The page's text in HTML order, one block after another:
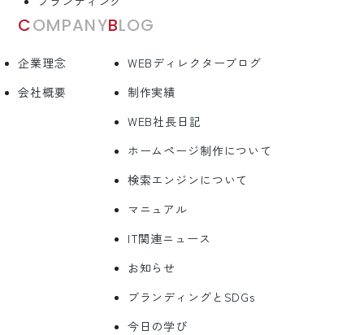
COMPANY
企業理念
会社概要
BLOG
WEBディレクターブログ
制作実績
WEB社長日記
ホームページ制作について
検索エンジンについて
マニュアル
IT関連ニュース
お知らせ
ブランディングとSDGs
今日の学び